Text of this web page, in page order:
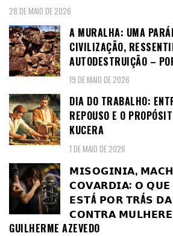
28 DE MAIO DE 2026
A MURALHA: UMA
CIVILIZAÇÃO,
AUTODESTRUIÇÃO –
19 DE MAIO DE 2026
DIA DO TRABALHO:
REPOUSO E O
KUCERA
1 DE MAIO DE 2026
𝗠𝗜𝗦𝗢𝗚𝗜𝗡𝗜𝗔,
𝗖𝗢𝗩𝗔𝗥𝗗𝗜𝗔: 𝗢
𝗘𝗦𝗧Á 𝗣𝗢𝗥 𝗧𝗥Á𝗦
𝗖𝗢𝗡𝗧𝗥𝗔
GUILHERME AZEVEDO